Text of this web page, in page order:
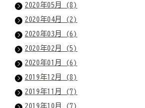
2020年05月 (8)
2020年04月 (2)
2020年03月 (6)
2020年02月 (5)
2020年01月 (6)
2019年12月 (8)
2019年11月 (7)
2019年10月 (7)